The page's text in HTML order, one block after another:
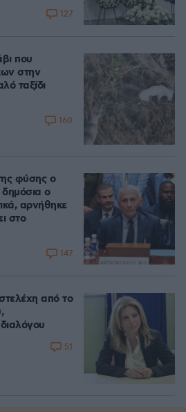
127
που
στην
ταξίδι
160
φύσης ο
ο
αρνήθηκε
στο
147
από το
51